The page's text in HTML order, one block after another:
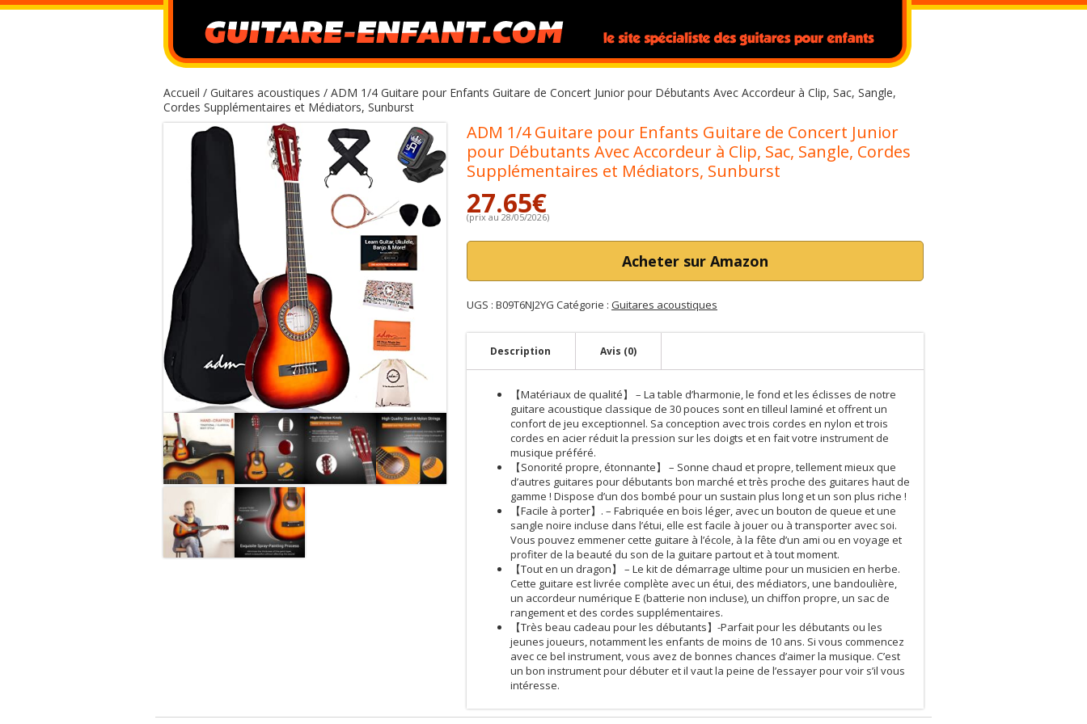
Accueil / Guitares acoustiques / ADM 1/4 Guitare pour Enfants Guitare de Concert Junior pour Débutants Avec Accordeur à Clip, Sac, Sangle,
Cordes Supplémentaires et Médiators, Sunburst
ADM 1/4 Guitare pour Enfants Guitare de Concert Junior
pour Débutants Avec Accordeur à Clip, Sac, Sangle, Cordes
Supplémentaires et Médiators, Sunburst
27.65€
(prix au 28/05/2026)
Acheter sur Amazon
UGS : B09T6NJ2YG Catégorie : Guitares acoustiques
Description Avis (0)
【Matériaux de qualité】 – La table d’harmonie, le fond et les éclisses de notre
guitare acoustique classique de 30 pouces sont en tilleul laminé et offrent un
confort de jeu exceptionnel. Sa conception avec trois cordes en nylon et trois
cordes en acier réduit la pression sur les doigts et en fait votre instrument de
musique préféré.
【Sonorité propre, étonnante】 – Sonne chaud et propre, tellement mieux que
d’autres guitares pour débutants bon marché et très proche des guitares haut de
gamme ! Dispose d’un dos bombé pour un sustain plus long et un son plus riche !
【Facile à porter】. – Fabriquée en bois léger, avec un bouton de queue et une
sangle noire incluse dans l’étui, elle est facile à jouer ou à transporter avec soi.
Vous pouvez emmener cette guitare à l’école, à la fête d’un ami ou en voyage et
profiter de la beauté du son de la guitare partout et à tout moment.
【Tout en un dragon】 – Le kit de démarrage ultime pour un musicien en herbe.
Cette guitare est livrée complète avec un étui, des médiators, une bandoulière,
un accordeur numérique E (batterie non incluse), un chiffon propre, un sac de
rangement et des cordes supplémentaires.
【Très beau cadeau pour les débutants】-Parfait pour les débutants ou les
jeunes joueurs, notamment les enfants de moins de 10 ans. Si vous commencez
avec ce bel instrument, vous avez de bonnes chances d’aimer la musique. C’est
un bon instrument pour débuter et il vaut la peine de l’essayer pour voir s’il vous
intéresse.